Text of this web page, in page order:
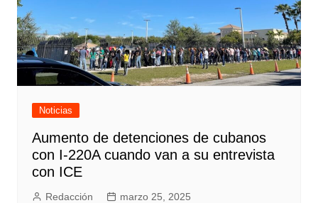
Noticias
Aumento de detenciones de cubanos
con I-220A cuando van a su entrevista
con ICE
Redacción marzo 25, 2025